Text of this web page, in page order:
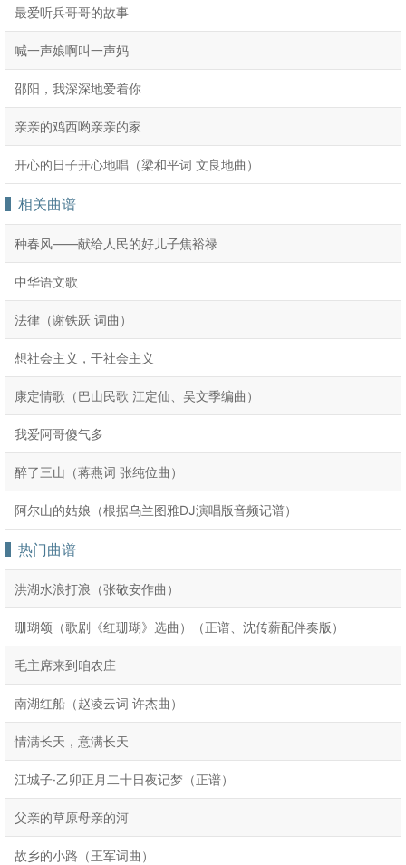
最爱听兵哥哥的故事
喊一声娘啊叫一声妈
邵阳，我深深地爱着你
亲亲的鸡西哟亲亲的家
开心的日子开心地唱（梁和平词 文良地曲）
相关曲谱
种春风――献给人民的好儿子焦裕禄
中华语文歌
法律（谢铁跃 词曲）
想社会主义，干社会主义
康定情歌（巴山民歌 江定仙、吴文季编曲）
我爱阿哥傻气多
醉了三山（蒋燕词 张纯位曲）
阿尔山的姑娘（根据乌兰图雅DJ演唱版音频记谱）
热门曲谱
洪湖水浪打浪（张敬安作曲）
珊瑚颂（歌剧《红珊瑚》选曲）（正谱、沈传薪配伴奏版）
毛主席来到咱农庄
南湖红船（赵凌云词 许杰曲）
情满长天，意满长天
江城子·乙卯正月二十日夜记梦（正谱）
父亲的草原母亲的河
故乡的小路（王军词曲）